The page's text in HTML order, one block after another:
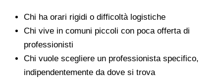
Chi ha orari rigidi o difficoltà logistiche
Chi vive in comuni piccoli con poca offerta di
professionisti
Chi vuole scegliere un professionista specifico,
indipendentemente da dove si trova